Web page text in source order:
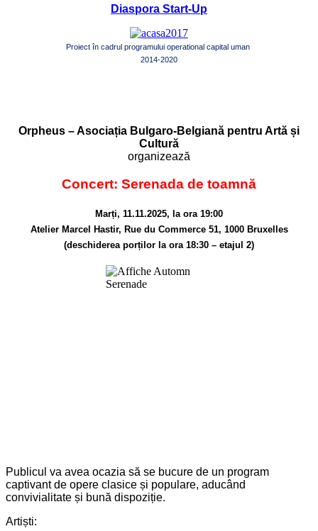
Diaspora Start-Up
Proiect în cadrul programului operational capital uman
2014-2020
Orpheus – Asociația Bulgaro-Belgiană pentru Artă și
Cultură
organizează
Concert: Serenada de toamnă
Marți, 11.11.2025, la ora 19:00
Atelier Marcel Hastir, Rue du Commerce 51, 1000 Bruxelles
(deschiderea porților la ora 18:30 – etajul 2)
Publicul va avea ocazia să se bucure de un program
captivant de opere clasice și populare, aducând
convivialitate și bună dispoziție.
Artiști: